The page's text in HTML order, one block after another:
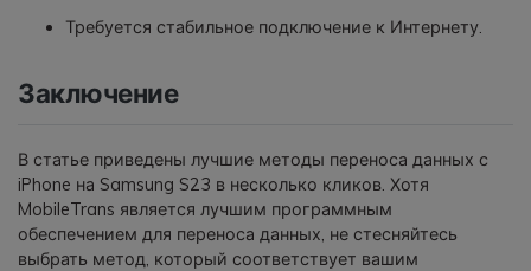
Требуется стабильное подключение к Интернету.
Заключение
В статье приведены лучшие методы переноса данных с
iPhone на Samsung S23 в несколько кликов. Хотя
MobileTrans является лучшим программным
обеспечением для переноса данных, не стесняйтесь
выбрать метод, который соответствует вашим